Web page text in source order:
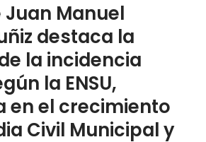
Juan Manuel
destaca la
la incidencia
la ENSU,
en el crecimiento
Civil Municipal y